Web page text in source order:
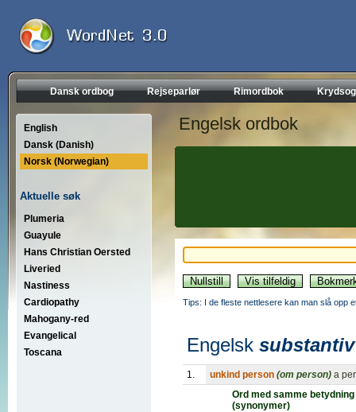
Dansk ordbog Rejseparlør Rimordbok
English
Dansk (Danish)
Norsk (Norwegian)
Aktuelle søk
Plumeria
Guayule
Hans Christian Oersted
Liveried
Nastiness
Cardiopathy
Mahogany-red
Evangelical
Toscana
Engelsk ordbok
Tips: I de fleste nettlesere kan man slå opp
Engelsk substantiv
1. unkind person (om person) a
Ord med samme betydning
(synonymer)